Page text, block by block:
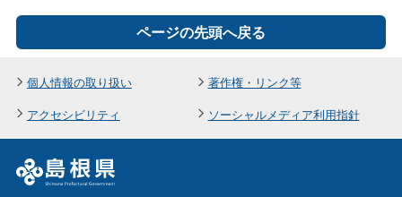
ページの先頭へ戻る
個人情報の取り扱い
著作権・リンク等
アクセシビリティ
ソーシャルメディア利用指針